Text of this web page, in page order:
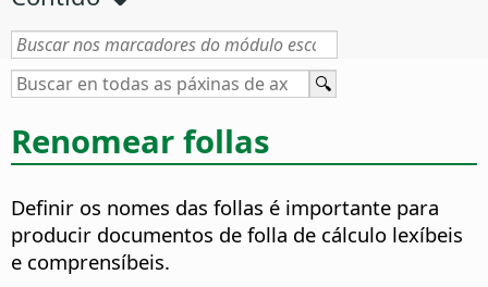
Renomear follas
Definir os nomes das follas é importante para
producir documentos de folla de cálculo lexíbeis
e comprensíbeis.